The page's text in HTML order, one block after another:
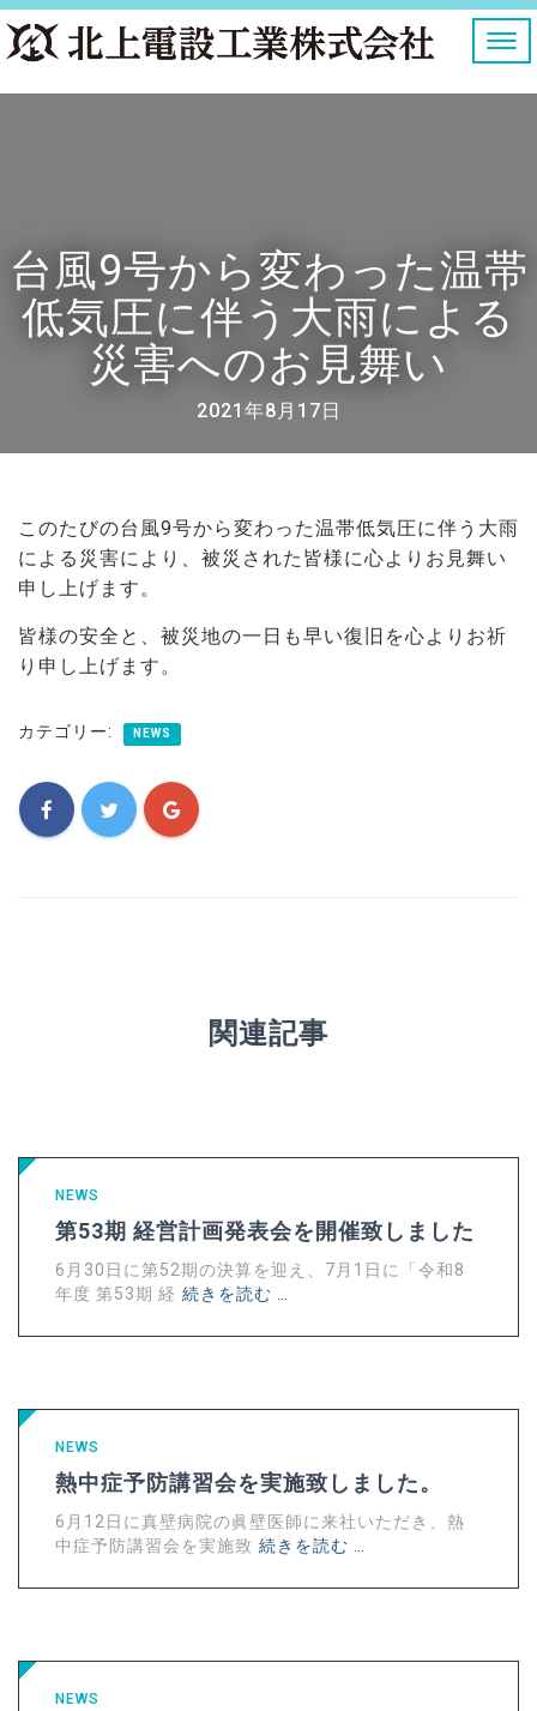
ナ
ゲ
替
え
台風9号から変わった温帯
低気圧に伴う大雨による
災害へのお見舞い
2021年8月17日
このたびの台風9号から変わった温帯低気圧に伴う大雨
による災害により、被災された皆様に心よりお見舞い
申し上げます。
皆様の安全と、被災地の一日も早い復旧を心よりお祈
り申し上げます。
カテゴリー: NEWS
関連記事
NEWS
第53期 経営計画発表会を開催致しました
6月30日に第52期の決算を迎え、7月1日に「令和8
年度 第53期 経 続きを読む …
NEWS
熱中症予防講習会を実施致しました。
6月12日に真壁病院の眞壁医師に来社いただき、熱
中症予防講習会を実施致 続きを読む …
NEWS